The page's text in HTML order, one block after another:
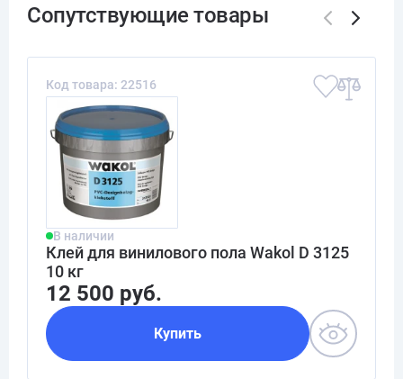
Код товара: 22516
В наличии
Клей для винилового пола Wakol D 3125
10 кг
12 500 руб.
Купить